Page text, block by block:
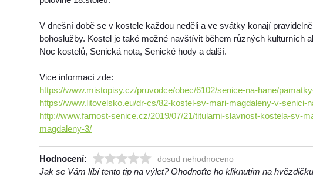
V dnešní době se v kostele každou neděli a ve svátky konají pravidelně
bohoslužby. Kostel je také možné navštívit během různých kulturních
Noc kostelů, Senická nota, Senické hody a další.
Vice informací zde:
https://www.mistopisy.cz/pruvodce/obec/6102/senice-na-hane/
https://www.litovelsko.eu/dr-cs/82-kostel-sv-mari-magdaleny-v-senici-
http://www.farnost-senice.cz/2019/07/21/titularni-slavnost-kostela-sv-
magdaleny-3/
Hodnocení: dosud nehodnoceno
Jak se Vám líbí tento tip na výlet? Ohodnoťte ho kliknutím na